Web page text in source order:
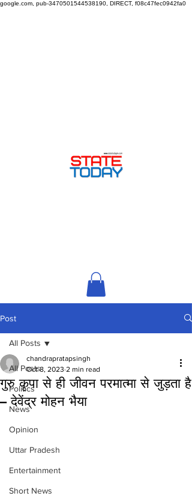
google.com, pub-3470501544538190, DIRECT, f08c47fec0942fa0
Post
All Posts
Politics
News
Opinion
Uttar Pradesh
Entertainment
Short News
All Posts
गुरु कृपा से ही जीवन परमात्मा से जुड़ता है
– देवेंद्र मोहन भैया
chandrapratapsingh
Oct 8, 2023 2 min read